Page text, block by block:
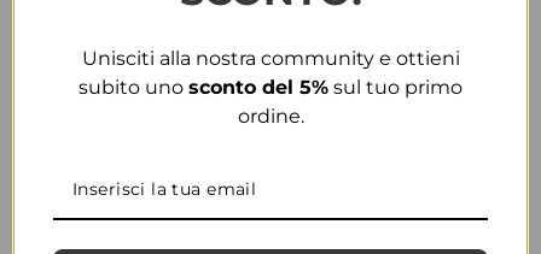
Unisciti alla nostra community e ottieni
subito uno sconto del 5% sul tuo primo
ordine.